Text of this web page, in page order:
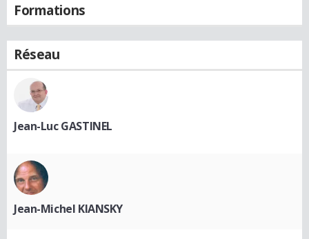
Formations
Réseau
Jean-Luc GASTINEL
Jean-Michel KIANSKY